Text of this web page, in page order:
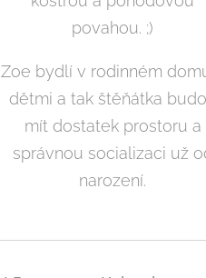
povahou. ;)
Zoe bydlí v rodinném
dětmi a tak štěňátka
mít dostatek prostoru a
správnou socializaci už
narození.